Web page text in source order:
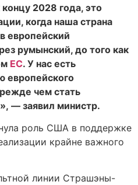
2028 года, это
когда наша страна
европейский
румынский, до того как
ЕС. У нас есть
европейского
чем стать
— заявил министр.
роль США в поддержке
крайне важного
линии Страшэны-